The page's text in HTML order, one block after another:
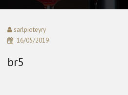
sarlpioteyry
16/05/2019
br5